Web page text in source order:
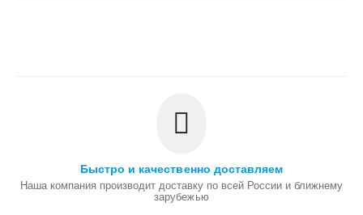
Быстро и качественно доставляем
Наша компания производит доставку по всей России и ближнему
зарубежью